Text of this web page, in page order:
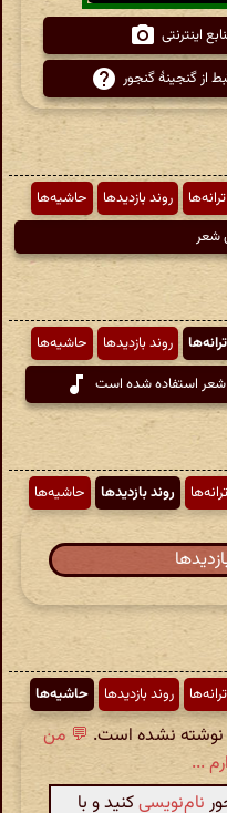
اینترنتی
از گنجینهٔ گنجور
ترانه‌ها روند بازدیدها
حاشیه‌ها
شعر
ترانه‌ها روند بازدیدها
حاشیه‌ها
شعر استفاده شده است
ترانه‌ها روند بازدیدها حاشیه‌ها
ترانه‌ها روند بازدیدها حاشیه‌ها
نوشته نشده است. 💬 من
...
نام‌نویسیکنید و با